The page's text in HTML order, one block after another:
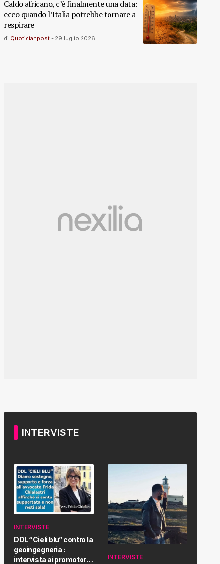
Caldo africano, c’è finalmente una data:
ecco quando l’Italia potrebbe tornare a
respirare
di Quotidianpost - 29 luglio 2026
INTERVISTE
INTERVISTE
DDL “Cieli blu” contro la
geoingegneria :
intervista ai promotori
INTERVISTE